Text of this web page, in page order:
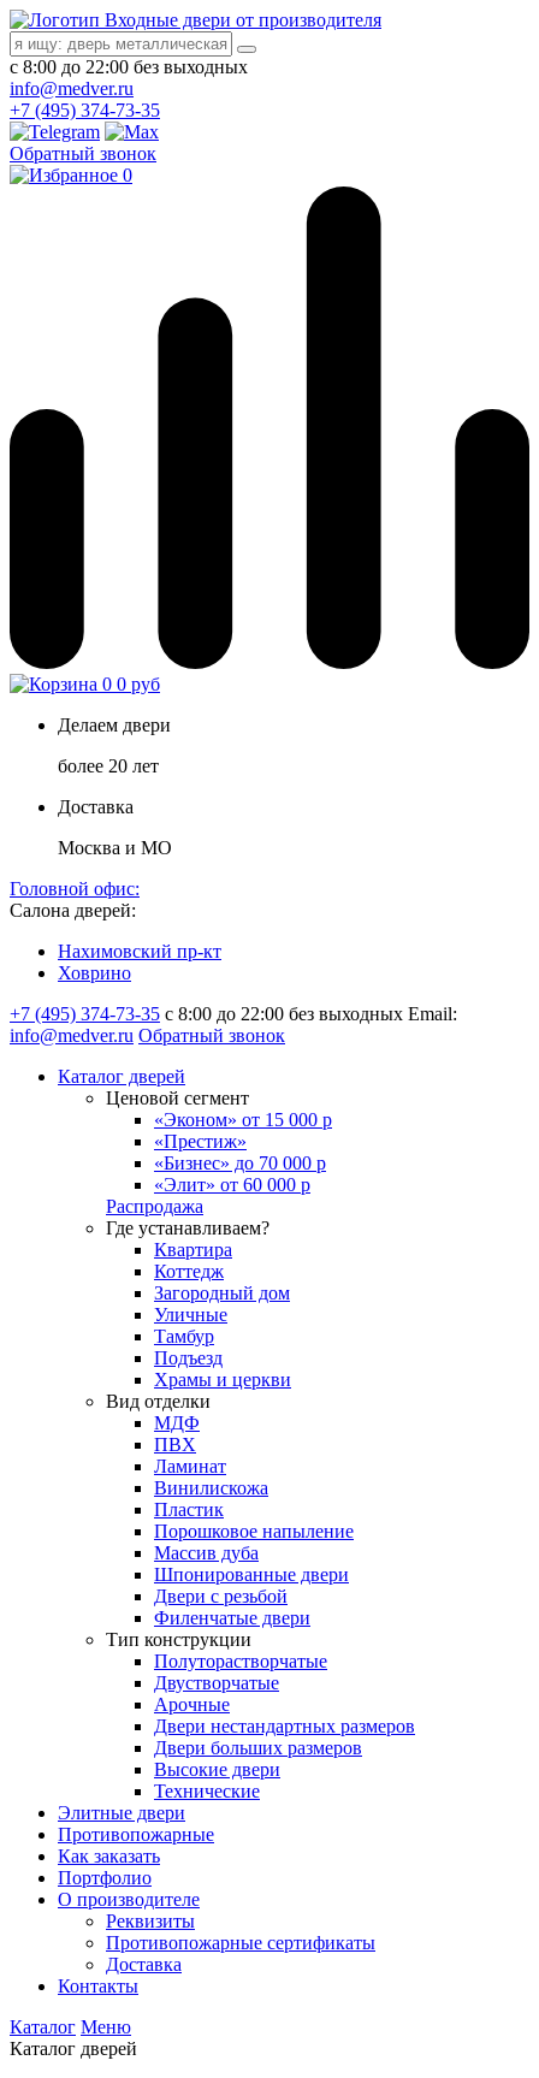
Входные двери от производителя
с 8:00 до 22:00 без выходных
info@medver.ru
+7 (495) 374-73-35
Обратный звонок
0
0 0 руб
Делаем двери
более 20 лет
Доставка
Москва и МО
Головной офис:
Салона дверей:
Нахимовский пр-кт
Ховрино
+7 (495) 374-73-35 с 8:00 до 22:00 без выходных Email:
info@medver.ru Обратный звонок
Каталог дверей
Ценовой сегмент
«Эконом» от 15 000 р
«Престиж»
«Бизнес» до 70 000 р
«Элит» от 60 000 р
Распродажа
Где устанавливаем?
Квартира
Коттедж
Загородный дом
Уличные
Тамбур
Подъезд
Храмы и церкви
Вид отделки
МДФ
ПВХ
Ламинат
Винилискожа
Пластик
Порошковое напыление
Массив дуба
Шпонированные двери
Двери с резьбой
Филенчатые двери
Тип конструкции
Полуторастворчатые
Двустворчатые
Арочные
Двери нестандартных размеров
Двери больших размеров
Высокие двери
Технические
Элитные двери
Противопожарные
Как заказать
Портфолио
О производителе
Реквизиты
Противопожарные сертификаты
Доставка
Контакты
Каталог Меню
Каталог дверей